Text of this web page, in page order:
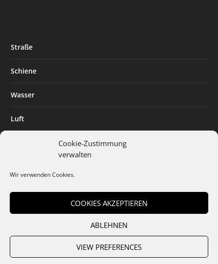
Cookie-Zustimmung
verwalten
Wir verwenden Cookies.
COOKIES AKZEPTIEREN
ABLEHNEN
VIEW PREFERENCES
Straße
Schiene
Wasser
Luft
Digitalisierung
Mediadaten Cookies Datenschutz